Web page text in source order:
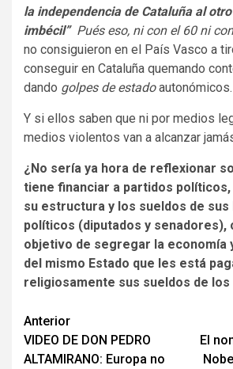
la independencia de Cataluña al
imbécil” Pués eso, ni con el 60 ni
no consiguieron en el País Vasco a
conseguir en Cataluña quemando
dando golpes de estadoautonómicos.
Y si ellos saben que ni por medios
medios violentos van a alcanzar
¿No sería ya hora de reflexionar
tiene financiar a partidos
su estructura y los sueldos de sus
políticos (diputados y senadores),
objetivo de segregar la economía
del mismo Estado que les está
religiosamente sus sueldos de los
Seguir
leyendo
Anterior
VIDEO DE DON PEDRO
ALTAMIRANO: Europa no
El